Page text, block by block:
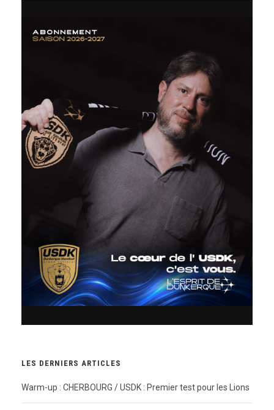
LES DERNIERS ARTICLES
Warm-up : CHERBOURG / USDK : Premier test pour les Lions